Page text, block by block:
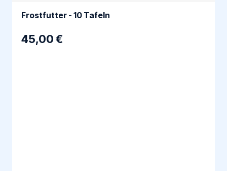
Frostfutter - 10 Tafeln
45,00 €